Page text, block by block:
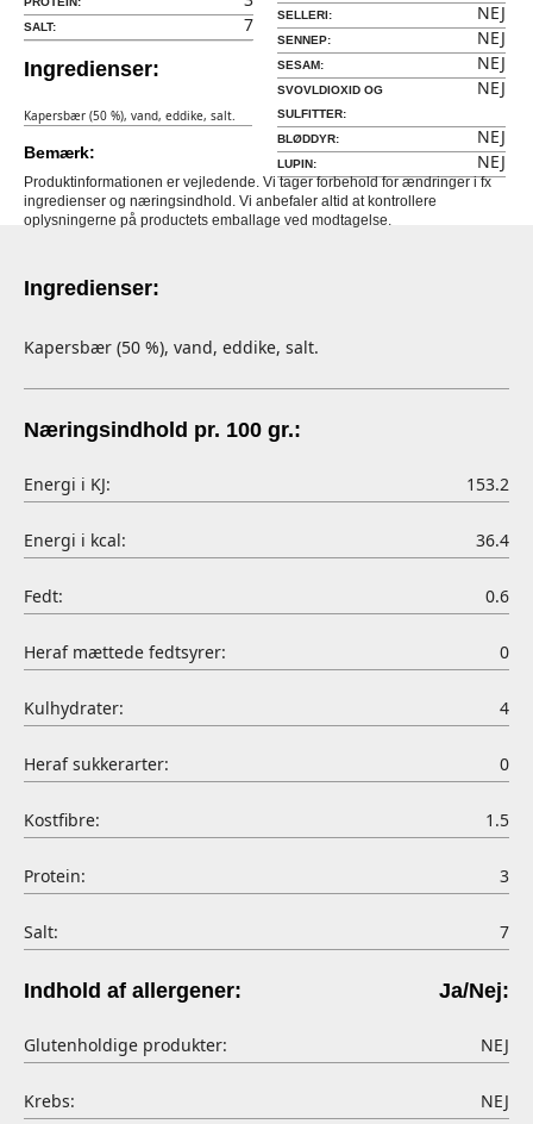
SALT: 7
Ingredienser:
Kapersbær (50 %), vand, eddike, salt.
SELLERI: NEJ
SENNEP: NEJ
SESAM: NEJ
SVOVLDIOXID OG
SULFITTER:
NEJ
BLØDDYR: NEJ
LUPIN: NEJ
Bemærk:
Produktinformationen er vejledende. Vi tager forbehold for ændringer i fx
ingredienser og næringsindhold. Vi anbefaler altid at kontrollere
oplysningerne på productets emballage ved modtagelse.
Ingredienser:
Kapersbær (50 %), vand, eddike, salt.
Næringsindhold pr. 100 gr.:
Energi i KJ: 153.2
Energi i kcal: 36.4
Fedt: 0.6
Heraf mættede fedtsyrer: 0
Kulhydrater: 4
Heraf sukkerarter: 0
Kostfibre: 1.5
Protein: 3
Salt: 7
Indhold af allergener: Ja/Nej:
Glutenholdige produkter: NEJ
Krebs: NEJ